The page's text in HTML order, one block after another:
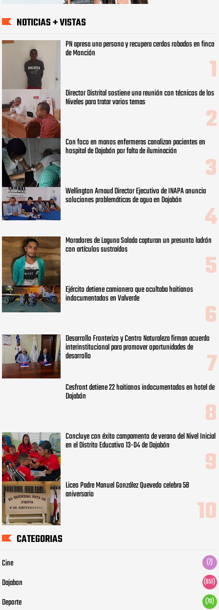
NOTICIAS + VISTAS
PN apresa una persona y recupera cerdos robados en finca
de Monción
Director Distrital sostiene una reunión con técnicos de los
Niveles para tratar varios temas
Con foco en manos enfermeras canalizan pacientes en
hospital de Dajabón por falta de iluminación
Wellington Arnaud Director Ejecutivo de INAPA anuncia
soluciones problemáticas de agua en Dajabón
Moradores de Laguna Salada capturan un presunto ladrón
con artículos sustraídos
Ejército detiene camionero que ocultaba haitianos
indocumentados en Valverde
Desarrollo Fronterizo y Centro Naturaleza firman acuerdo
interinstitucional para promover oportunidades de
desarrollo
Cesfront detiene 22 haitianos indocumentados en hotel de
Dajabón
Concluye con éxito campamento de verano del Nivel Inicial
en el Distrito Educativo 13-04 de Dajabón
Liceo Padre Manuel González Quevedo celebra 58
aniversario
CATEGORIAS
Cine (7)
Dajabon (951)
Deporte (70)